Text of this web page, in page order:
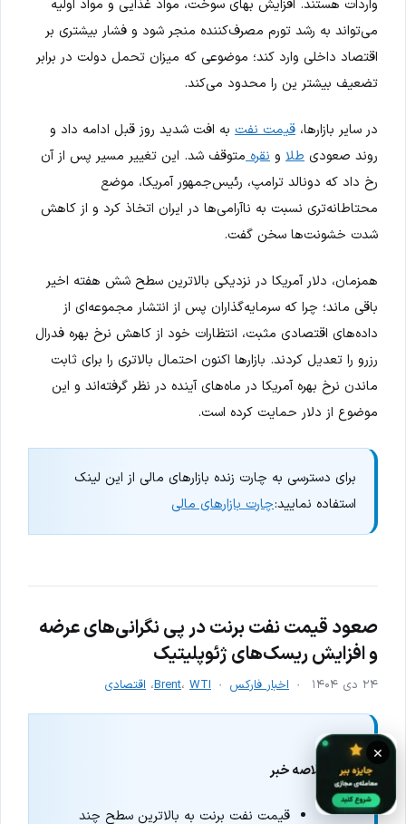
واردات هستند. افزایش بهای سوخت، مواد غذایی و مواد اولیه
می‌تواند به رشد تورم مصرف‌کننده منجر شود و فشار بیشتری بر
اقتصاد داخلی وارد کند؛ موضوعی که میزان تحمل دولت در برابر
تضعیف بیشتر ین را محدود می‌کند.
در سایر بازارها، قیمت نفت به افت شدید روز قبل ادامه داد و
روند صعودی طلا و نقرهمتوقف شد. این تغییر مسیر پس از آن
رخ داد که دونالد ترامپ، رئیس‌جمهور آمریکا، موضع
محتاطانه‌تری نسبت به ناآرامی‌ها در ایران اتخاذ کرد و از کاهش
شدت خشونت‌ها سخن گفت.
همزمان، دلار آمریکا در نزدیکی بالاترین سطح شش هفته اخیر
باقی ماند؛ چرا که سرمایه‌گذاران پس از انتشار مجموعه‌ای از
داده‌های اقتصادی مثبت، انتظارات خود از کاهش نرخ بهره فدرال
رزرو را تعدیل کردند. بازارها اکنون احتمال بالاتری را برای ثابت
ماندن نرخ بهره آمریکا در ماه‌های آینده در نظر گرفته‌اند و این
موضوع از دلار حمایت کرده است.
برای دسترسی به چارت زنده بازارهای مالی از این لینک
استفاده نمایید:چارت بازارهای مالی
صعود قیمت نفت برنت در پی نگرانی‌های عرضه
و افزایش ریسک‌های ژئوپلیتیک
۲۴ دی ۱۴۰۴ اخبار فارکس Brent، WTI ، اقتصادی
خلاصه خبر
قیمت نفت برنت به بالاترین سطح چند
×